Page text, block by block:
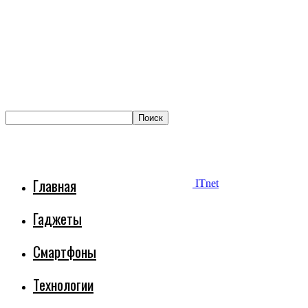
ITnet
Главная
Гаджеты
Смартфоны
Технологии